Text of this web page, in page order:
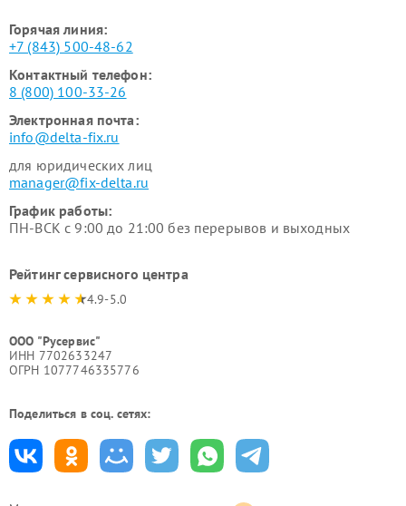
Горячая линия:
+7 (843) 500-48-62
Контактный телефон:
8 (800) 100-33-26
Электронная почта:
info@delta-fix.ru
для юридических лиц
manager@fix-delta.ru
График работы:
ПН-ВСК с 9:00 до 21:00 без перерывов и выходных
Рейтинг сервисного центра
4.9-5.0
ООО "Русервис"
ИНН 7702633247
ОГРН 1077746335776
Поделиться в соц. сетях: